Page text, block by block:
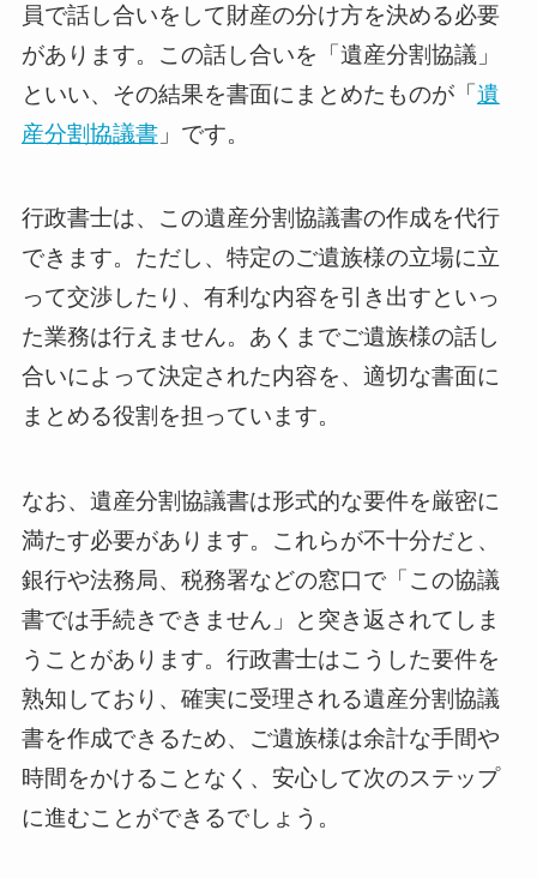
員で話し合いをして財産の分け方を決める必要
があります。この話し合いを「遺産分割協議」
といい、その結果を書面にまとめたものが「遺
産分割協議書」です。
行政書士は、この遺産分割協議書の作成を代行
できます。ただし、特定のご遺族様の立場に立
って交渉したり、有利な内容を引き出すといっ
た業務は行えません。あくまでご遺族様の話し
合いによって決定された内容を、適切な書面に
まとめる役割を担っています。
なお、遺産分割協議書は形式的な要件を厳密に
満たす必要があります。これらが不十分だと、
銀行や法務局、税務署などの窓口で「この協議
書では手続きできません」と突き返されてしま
うことがあります。行政書士はこうした要件を
熟知しており、確実に受理される遺産分割協議
書を作成できるため、ご遺族様は余計な手間や
時間をかけることなく、安心して次のステップ
に進むことができるでしょう。